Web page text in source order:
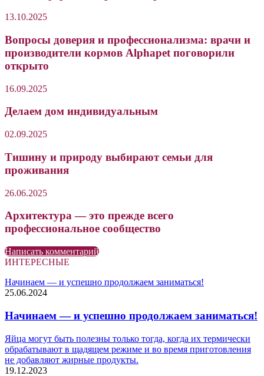
13.10.2025
Вопросы доверия и профессионализма: врачи и
производители кормов Alphapet поговорили
открыто
16.09.2025
Делаем дом индивидуальным
02.09.2025
Тишину и природу выбирают семьи для
проживания
26.06.2025
Архитектура — это прежде всего
профессиональное сообщество
Написать комментарий
ИНТЕРЕСНЫЕ
Начинаем — и успешно продолжаем заниматься!
25.06.2024
Начинаем — и успешно продолжаем заниматься!
Яйца могут быть полезны только тогда, когда их термически
обрабатывают в щадящем режиме и во время приготовления
не добавляют жирные продукты.
19.12.2023